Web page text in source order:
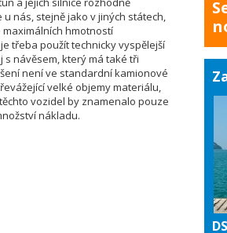
nás, stejně jako v jiných státech,
hmotností
třeba použít technicky vyspělejší
návěsem, který má také tři
není ve standardní kamionové
velké objemy materiálu,
vozidel by znamenalo pouze
nákladu.